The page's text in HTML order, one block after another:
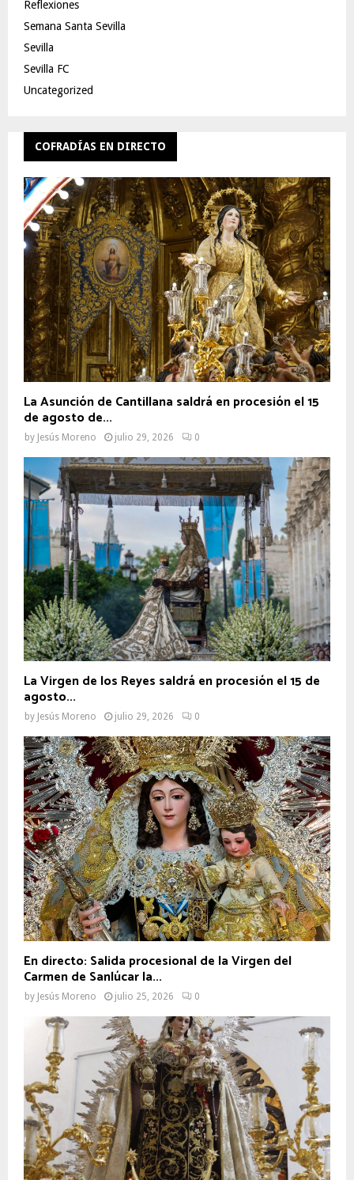
Reflexiones
Semana Santa Sevilla
Sevilla
Sevilla FC
Uncategorized
COFRADÍAS EN DIRECTO
La Asunción de Cantillana saldrá en procesión el 15
de agosto de...
by Jesús Moreno julio 29, 2026 0
La Virgen de los Reyes saldrá en procesión el 15 de
agosto...
by Jesús Moreno julio 29, 2026 0
En directo: Salida procesional de la Virgen del
Carmen de Sanlúcar la...
by Jesús Moreno julio 25, 2026 0